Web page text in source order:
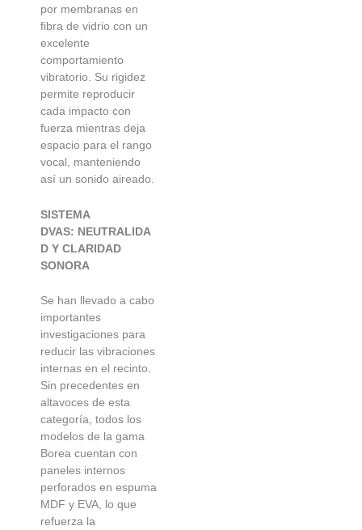
por membranas en
fibra de vidrio con un
excelente
comportamiento
vibratorio. Su rigidez
permite reproducir
cada impacto con
fuerza mientras deja
espacio para el rango
vocal, manteniendo
así un sonido aireado.
SISTEMA
DVAS: NEUTRALIDA
D Y CLARIDAD
SONORA
Se han llevado a cabo
importantes
investigaciones para
reducir las vibraciones
internas en el recinto.
Sin precedentes en
altavoces de esta
categoría, todos los
modelos de la gama
Borea cuentan con
paneles internos
perforados en espuma
MDF y EVA, lo que
refuerza la